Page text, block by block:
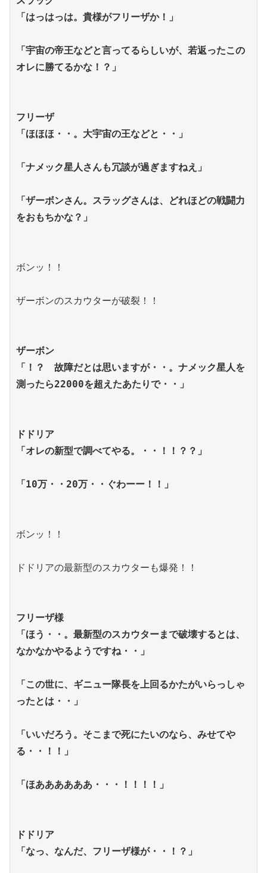
「はっはっは。貴様がフリーザか！」
「宇宙の帝王などと言ってるらしいが、若返ったこの
オレに勝てるかな！？」
フリーザ
「ほほほ・・。大宇宙の王などと・・」
「ナメック星人さんも冗談が過ぎますねえ」
「ザーボンさん。スラッグさんは、どれほどの戦闘力
をおもちかな？」
ボンッ！！
ザーボンのスカウターが破裂！！
ザーボン
「！？　故障だとは思いますが・・。ナメック星人を
測ったら22000を超えたあたりで・・」
ドドリア
「オレの新型で調べてやる。・・！！？？」
「10万・・20万・・ぐわーー！！」
ボンッ！！
ドドリアの最新型のスカウターも爆発！！
フリーザ様
「ほう・・。最新型のスカウターまで破壊するとは、
なかなかやるようですね・・」
「この世に、ギニュー隊長を上回るかたがいらっしゃ
ったとは・・」
「いいだろう。そこまで死にたいのなら、みせてや
る・・！！」
「ほああああああ・・・！！！！」
ドドリア
「なっ、なんだ、フリーザ様が・・！？」